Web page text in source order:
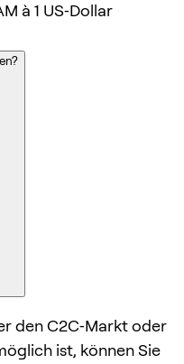
à 1 US‑Dollar
den C2C‑Markt oder
ist, können Sie